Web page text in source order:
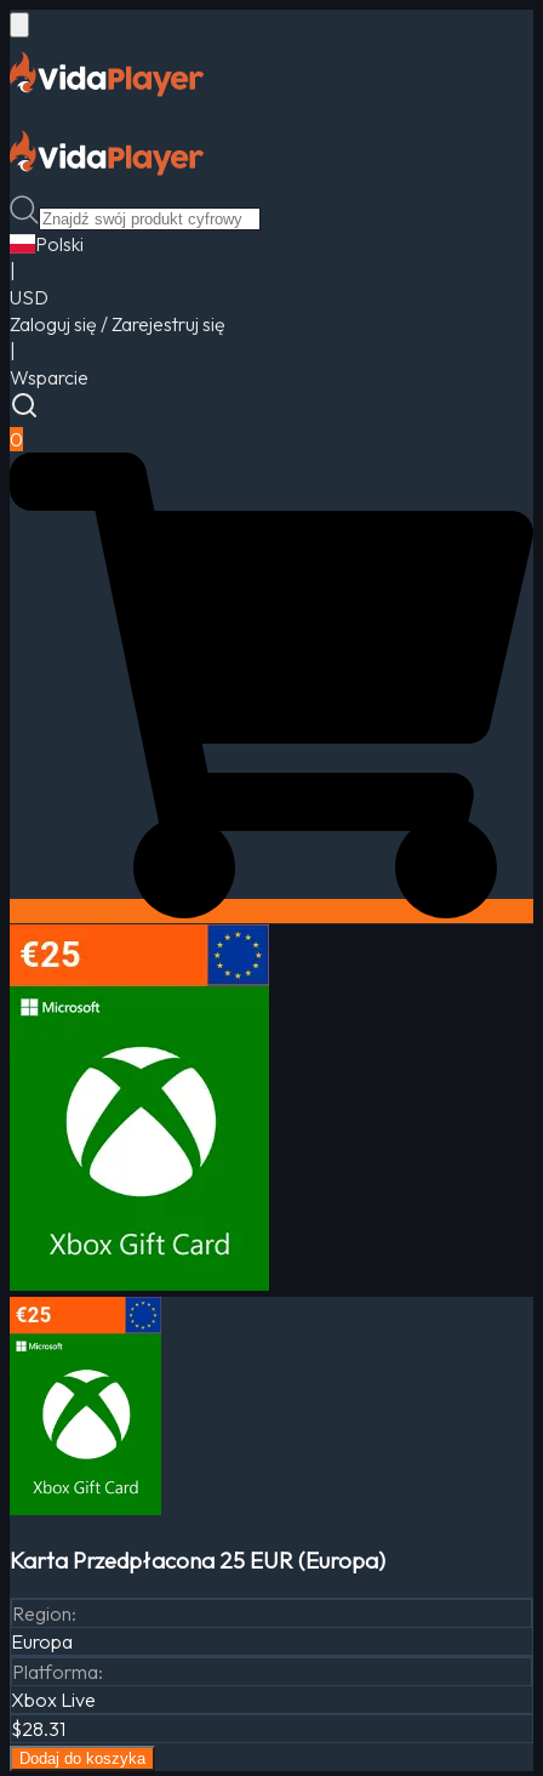
Polski
USD
Zaloguj się / Zarejestruj się
Wsparcie
0
Karta Przedpłacona 25 EUR (Europa)
Region:
Europa
Platforma:
Xbox Live
$28.31
Dodaj do koszyka